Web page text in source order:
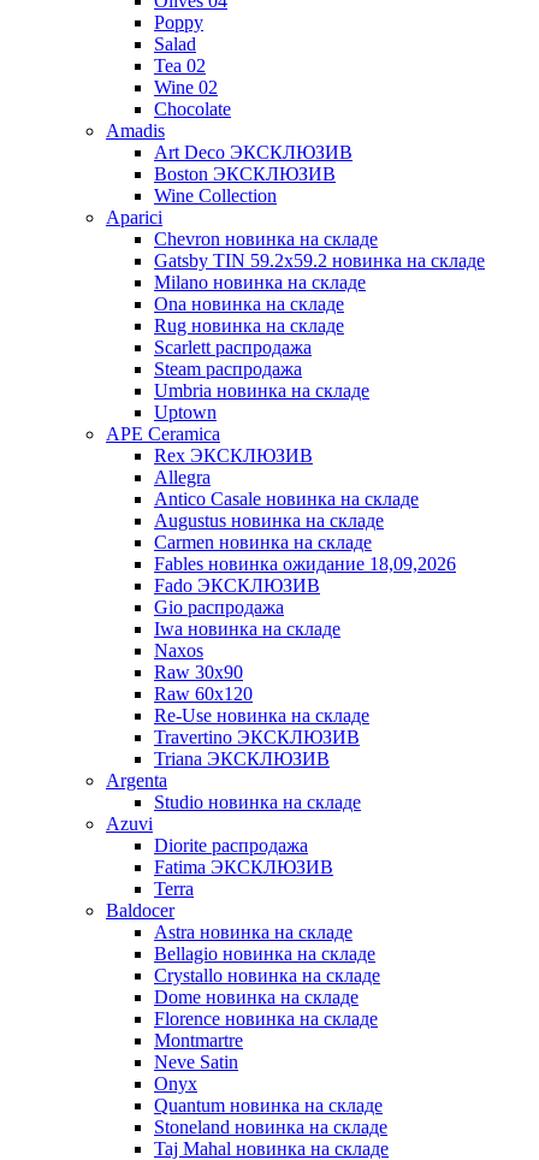
Poppy
Salad
Tea 02
Wine 02
Chocolate
Amadis
Art Deco ЭКСКЛЮЗИВ
Boston ЭКСКЛЮЗИВ
Wine Collection
Aparici
Chevron новинка на складе
Gatsby TIN 59.2x59.2 новинка на складе
Milano новинка на складе
Ona новинка на складе
Rug новинка на складе
Scarlett распродажа
Steam распродажа
Umbria новинка на складе
Uptown
APE Ceramica
Rex ЭКСКЛЮЗИВ
Allegra
Antico Casale новинка на складе
Augustus новинка на складе
Carmen новинка на складе
Fables новинка ожидание 18,09,2026
Fado ЭКСКЛЮЗИВ
Gio распродажа
Iwa новинка на складе
Naxos
Raw 30x90
Raw 60х120
Re-Use новинка на складе
Travertino ЭКСКЛЮЗИВ
Triana ЭКСКЛЮЗИВ
Argenta
Studio новинка на складе
Azuvi
Diorite распродажа
Fatima ЭКСКЛЮЗИВ
Terra
Baldoсer
Astra новинка на складе
Bellagio новинка на складе
Crystallo новинка на складе
Dome новинка на складе
Florence новинка на складе
Montmartre
Neve Satin
Onyx
Quantum новинка на складе
Stoneland новинка на складе
Taj Mahal новинка на складе